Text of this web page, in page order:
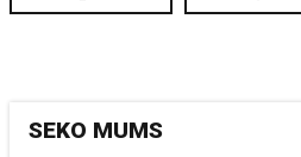
SEKO MUMS